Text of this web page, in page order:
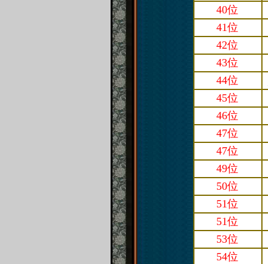
40位
41位
42位
43位
44位
45位
46位
47位
47位
49位
50位
51位
51位
53位
54位